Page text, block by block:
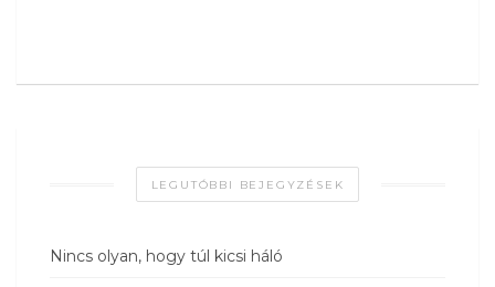
LEGUTÓBBI BEJEGYZÉSEK
Nincs olyan, hogy túl kicsi háló